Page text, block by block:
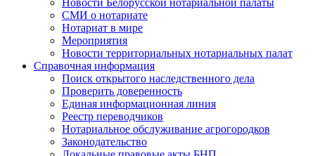
Новости Белорусской нотариальной палаты
СМИ о нотариате
Нотариат в мире
Мероприятия
Новости территориальных нотариальных палат
Справочная информация
Поиск открытого наследственного дела
Проверить доверенность
Единая информационная линия
Реестр переводчиков
Нотариальное обслуживание агрогородков
Законодательство